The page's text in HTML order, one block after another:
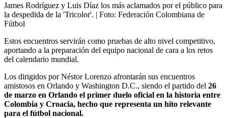
James Rodríguez y Luis Díaz los más aclamados por el público para
la despedida de la 'Tricolor'. | Foto: Federación Colombiana de
Fútbol
Estos encuentros servirán como pruebas de alto nivel competitivo,
aportando a la preparación del equipo nacional de cara a los retos
del calendario mundial.
Los dirigidos por Néstor Lorenzo afrontarán sus encuentros
amistosos en Orlando y Washington D.C., siendo el partido del 26
de marzo en Orlando el primer duelo oficial en la historia entre
Colombia y Croacia, hecho que representa un hito relevante
para el fútbol nacional.